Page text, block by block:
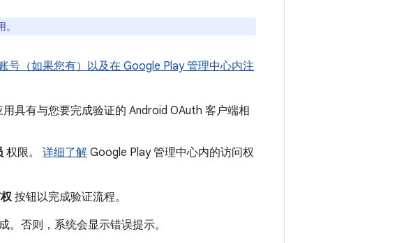
号（如果您有）以及在 Google Play 管理中心内注
具有与您要完成验证的 Android OAuth 客户端相
权限。 详细了解 Google Play 管理中心内的访问权
按钮以完成验证流程。
否则，系统会显示错误提示。